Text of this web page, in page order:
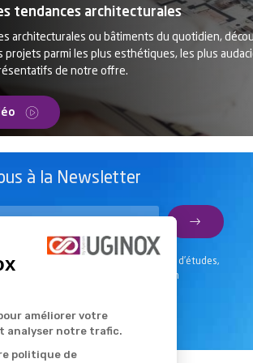
tendances architecturales
architecturales ou bâtiments du quotidien,
projets parmi les plus esthétiques, les plus
de notre offre.
à la Newsletter
installateur ou encore bureau d’études,
des dernières actualités Uginox en
Newsletter.
améliorer votre
analyser notre trafic.
politique de